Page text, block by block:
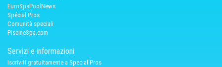
EuroSpaPoolNews
Spécial Pros
Comunità speciali
PiscineSpa.com
Servizi e informazioni
Iscriviti gratuitamente a Special Pros